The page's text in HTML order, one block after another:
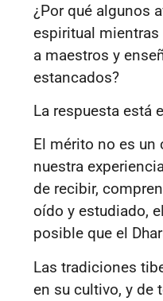
¿Por qué algunos
espiritual
a maestros y
estancados?
La respuesta está
El mérito no es
nuestra
de recibir,
oído y estudiado,
posible que el
Las tradiciones
en su cultivo, y de